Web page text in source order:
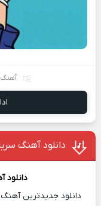
دانلود آهنگ
دانلود
دانلود جدیدترین